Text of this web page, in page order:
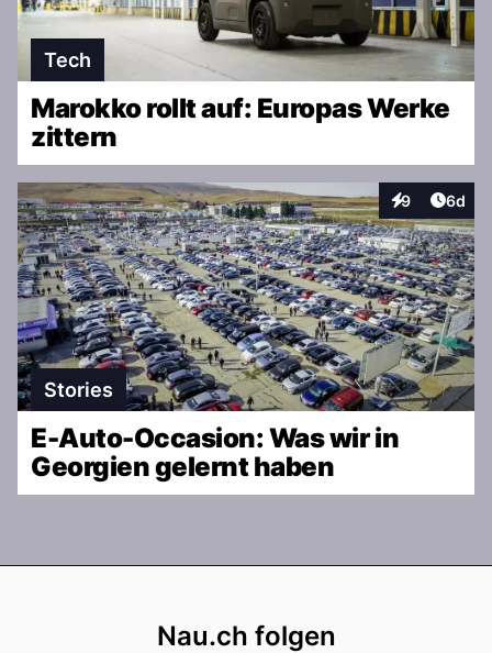
Tech
Marokko rollt auf: Europas Werke
zittern
9
Interaktionen
6d
Stories
E-Auto-Occasion: Was wir in
Georgien gelernt haben
Nau.ch folgen